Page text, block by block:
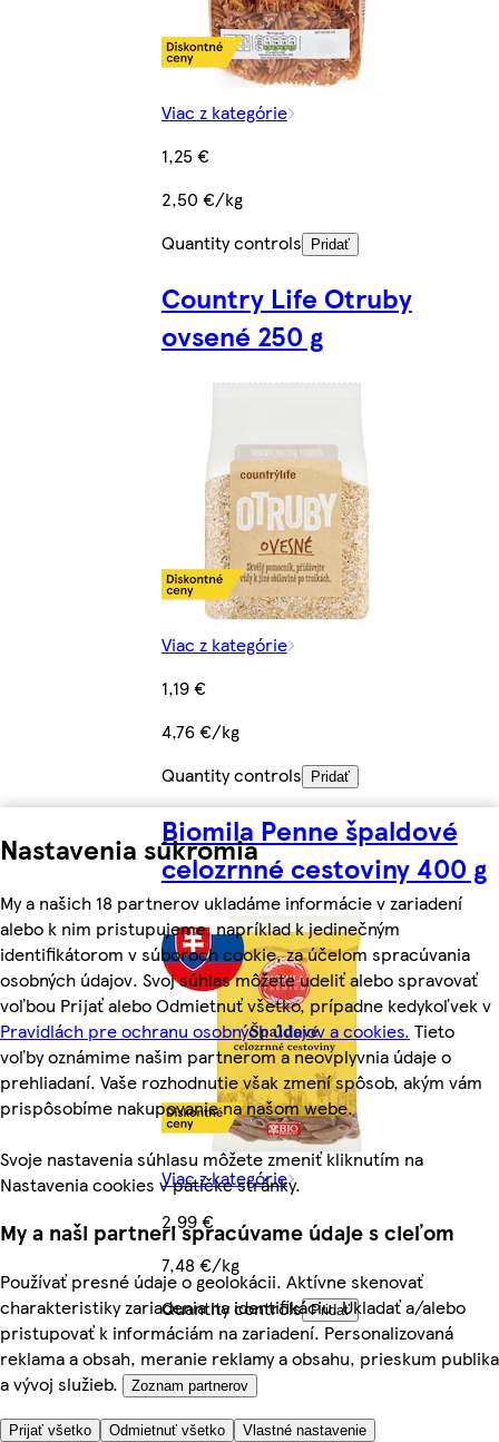
Nastavenia súkromia
My a našich 18 partnerov ukladáme informácie v zariadení
alebo k nim pristupujeme, napríklad k jedinečným
identifikátorom v súboroch cookie, za účelom spracúvania
osobných údajov. Svoj súhlas môžete udeliť alebo spravovať
voľbou Prijať alebo Odmietnuť všetko, prípadne kedykoľvek v
Pravidlách pre ochranu osobných údajov a cookies. Tieto
voľby oznámime našim partnerom a neovplyvnia údaje o
prehliadaní. Vaše rozhodnutie však zmení spôsob, akým vám
prispôsobíme nakupovanie na našom webe.
Svoje nastavenia súhlasu môžete zmeniť kliknutím na
Nastavenia cookies v pätičke stránky.
My a naši partneri spracúvame údaje s cieľom
Používať presné údaje o geolokácii. Aktívne skenovať
charakteristiky zariadenia na identifikáciu. Ukladať a/alebo
pristupovať k informáciám na zariadení. Personalizovaná
reklama a obsah, meranie reklamy a obsahu, prieskum publika
a vývoj služieb.
Zoznam partnerov
Prijať všetko Odmietnuť všetko Vlastné nastavenie
Viac z kategórie
1,25 €
2,50 €/kg
Quantity controls
Pridať
Country Life Otruby
ovsené 250 g
Viac z kategórie
1,19 €
4,76 €/kg
Quantity controls
Pridať
Biomila Penne špaldové
celozrnné cestoviny 400 g
Viac z kategórie
2,99 €
7,48 €/kg
Quantity controls Pridať